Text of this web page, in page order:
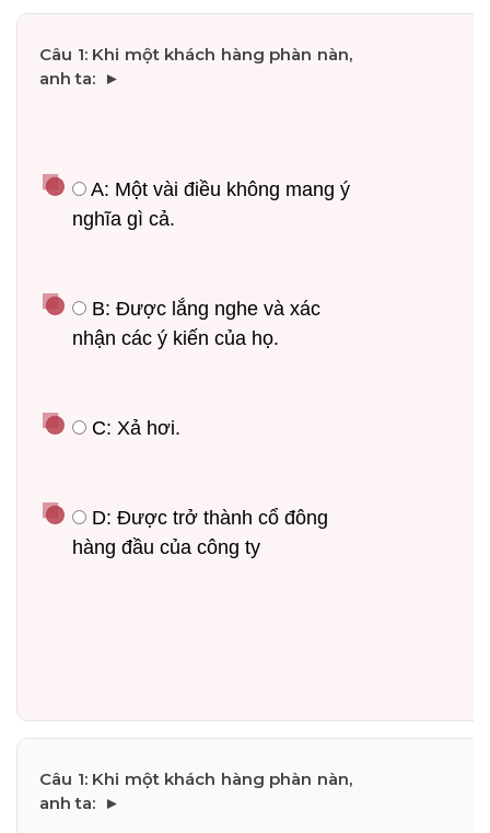
A: Một vài điều không mang ý
nghĩa gì cả.
B: Được lắng nghe và xác
nhận các ý kiến của họ.
C: Xả hơi.
D: Được trở thành cổ đông
hàng đầu của công ty